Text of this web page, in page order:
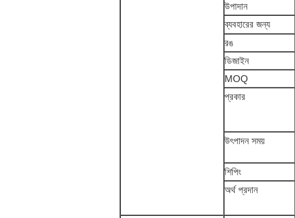
উপাদান
ব্যবহারের জন্য
রঙ
ডিজাইন
MOQ
প্রকার
উৎপাদন সময়
শিপিং
অর্থ প্রদান